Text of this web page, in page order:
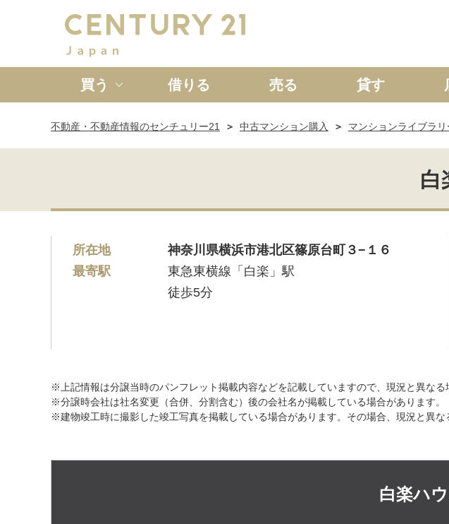
買う
新築一戸建て 中古一戸建て マンション
借りる 売る 貸す
不動産・不動産情報のセンチュリー21 中古マンション購入 マンションライブラリ
白
所在地
神奈川県横浜市港北区篠原台町３−１６
最寄駅
東急東横線「白楽」駅
徒歩5分
※上記情報は分譲当時のパンフレット掲載内容などを記載していますので、現況と異なる
※分譲時会社は社名変更（合併、分割含む）後の会社名が掲載している場合があります。
※建物竣工時に撮影した竣工写真を掲載している場合があります。その場合、現況と異な
白楽ハ